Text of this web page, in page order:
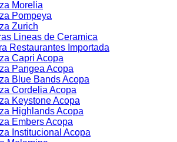
Morelia
Pompeya
Zurich
Lineas de Ceramica
Restaurantes Importada
Capri Acopa
Pangea Acopa
Blue Bands Acopa
Cordelia Acopa
Keystone Acopa
Highlands Acopa
Embers Acopa
Institucional Acopa